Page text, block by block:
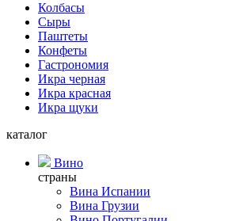
Колбасы
Сыры
Паштеты
Конфеты
Гастрономия
Икра черная
Икра красная
Икра щуки
каталог
Вино
страны
Вина Испании
Вина Грузии